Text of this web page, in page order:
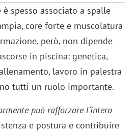
spesso associato a spalle
core forte e muscolatura
però, non dipende
in piscina: genetica,
lavoro in palestra
tutti un ruolo importante.
può rafforzare l’intero
e postura e contribuire